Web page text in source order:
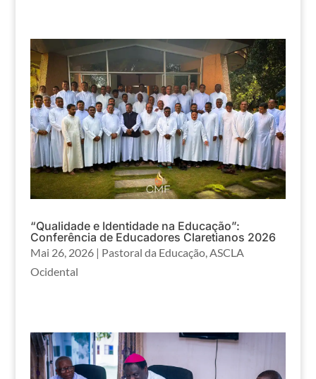
“Qualidade e Identidade na Educação”:
Conferência de Educadores Claretianos 2026
Mai 26, 2026| Pastoral da Educação, ASCLA
Ocidental